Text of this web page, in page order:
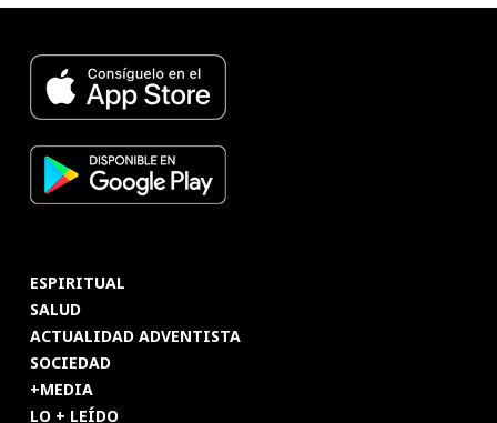
ESPIRITUAL
SALUD
ACTUALIDAD ADVENTISTA
SOCIEDAD
+MEDIA
LO + LEÍDO